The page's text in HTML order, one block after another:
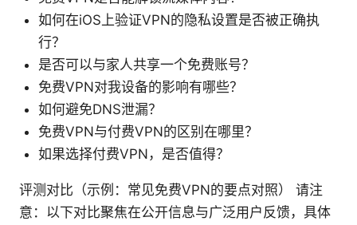
如何在iOS上验证VPN的隐私设置是否被正确执
行？
是否可以与家人共享一个免费账号？
免费VPN对我设备的影响有哪些？
如何避免DNS泄漏？
免费VPN与付费VPN的区别在哪里？
如果选择付费VPN，是否值得？
评测对比（示例：常见免费VPN的要点对照） 请注
意：以下对比聚焦在公开信息与广泛用户反馈，具体